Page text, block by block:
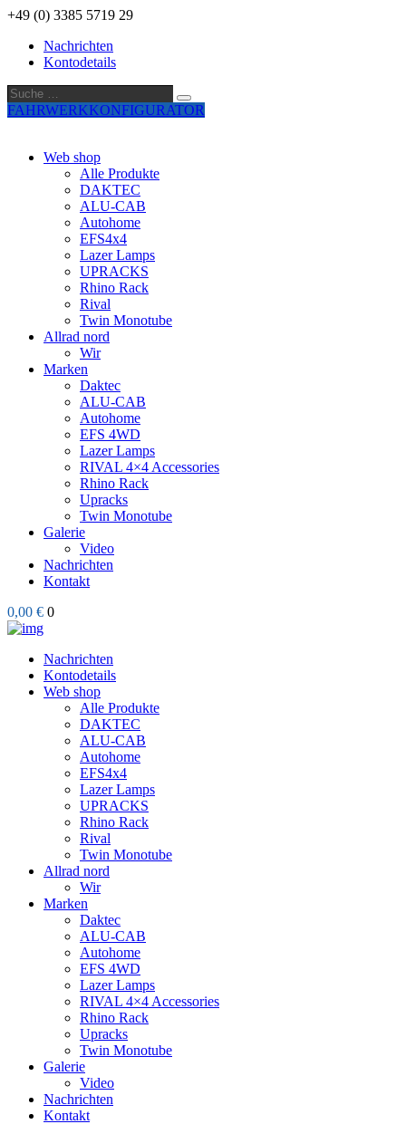
+49 (0) 3385 5719 29
Nachrichten
Kontodetails
Suche
…
Suche
FAHRWERKKONFIGURATOR
Web shop
Alle Produkte
DAKTEC
ALU-CAB
Autohome
EFS4x4
Lazer Lamps
UPRACKS
Rhino Rack
Rival
Twin Monotube
Allrad nord
Wir
Marken
Daktec
ALU-CAB
Autohome
EFS 4WD
Lazer Lamps
RIVAL 4×4 Accessories
Rhino Rack
Upracks
Twin Monotube
Galerie
Video
Nachrichten
Kontakt
0,00 € 0
Nachrichten
Kontodetails
Web shop
Alle Produkte
DAKTEC
ALU-CAB
Autohome
EFS4x4
Lazer Lamps
UPRACKS
Rhino Rack
Rival
Twin Monotube
Allrad nord
Wir
Marken
Daktec
ALU-CAB
Autohome
EFS 4WD
Lazer Lamps
RIVAL 4×4 Accessories
Rhino Rack
Upracks
Twin Monotube
Galerie
Video
Nachrichten
Kontakt